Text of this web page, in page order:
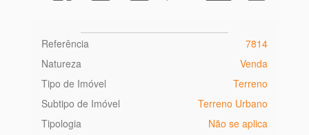
Referência
7814
Natureza
Venda
Tipo de Imóvel
Terreno
Subtipo de Imóvel
Terreno Urbano
Tipologia
Não se aplica